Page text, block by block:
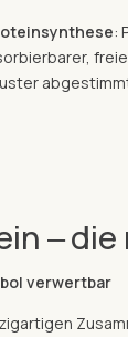
:
‒
verwertbar